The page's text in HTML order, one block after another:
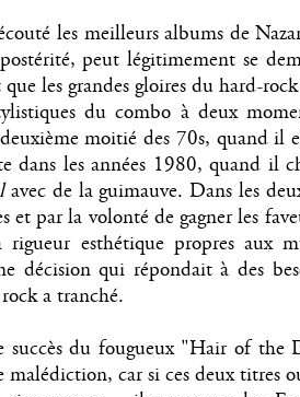
les meilleurs albums de
peut légitimement se
les grandes gloires du hard-
du combo à deux
moitié des 70s, quand il
dans les années 1980, quand il
avec de la guimauve. Dans les
et par la volonté de gagner les
esthétique propres aux
décision qui répondait à des
a tranché.
succès du fougueux "Hair of the
malédiction, car si ces deux titres